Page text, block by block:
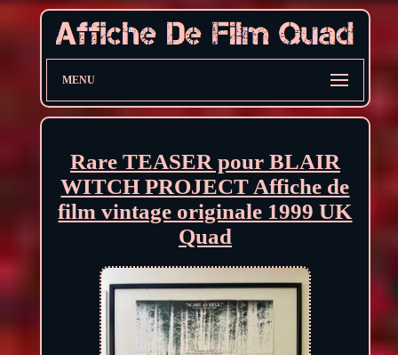
MENU
Rare TEASER pour BLAIR
WITCH PROJECT Affiche de
film vintage originale 1999 UK
Quad